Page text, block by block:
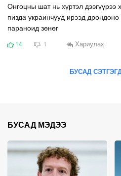
Онгоцны шат нь хүртэл дээгүүрээ
пиздa украинчууд ирээд
параноид зөнөг
14 1 Хариулах
БУСАД
БУСАД МЭДЭЭ